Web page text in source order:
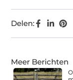
Delen:
Meer Berichten